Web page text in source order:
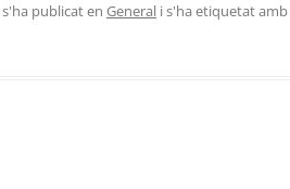
publicat en General i s'ha etiquetat amb